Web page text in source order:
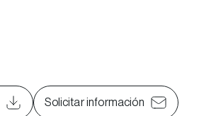
Solicitar información